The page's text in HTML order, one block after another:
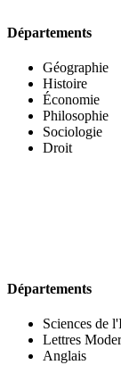
Départements
Géographie
Histoire
Économie
Philosophie
Sociologie
Droit
Départements
Sciences de
Lettres
Anglais